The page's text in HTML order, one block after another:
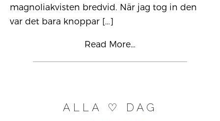
magnoliakvisten bredvid. När jag tog in den
var det bara knoppar […]
Read More…
ALLA ♡ DAG